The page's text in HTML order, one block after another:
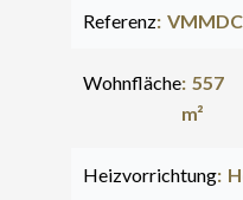
Referenz
Wohnfläche 557
m²
Heizvorrichtung